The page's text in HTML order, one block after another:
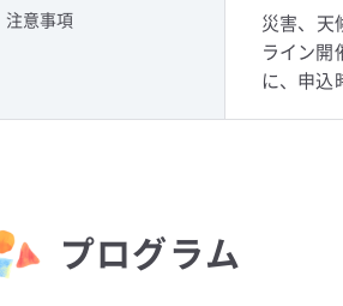
注意事項
災害、天
ライン開
に、申込
プログラム